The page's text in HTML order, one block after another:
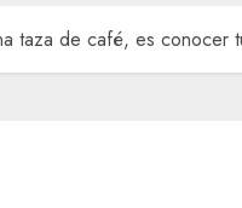
taza de café, es conocer